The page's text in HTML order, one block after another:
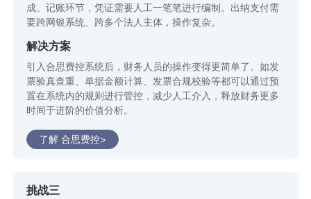
成。记账环节，凭证需要人工一笔笔进行编制。出纳支付需
要跨网银系统、跨多个法人主体，操作复杂。
解决方案
引入合思费控系统后，财务人员的操作变得更简单了。如发
票验真查重、单据金额计算、发票合规校验等都可以通过预
置在系统内的规则进行管控，减少人工介入，释放财务更多
时间于进阶的价值分析。
了解 合思费控>
挑战三